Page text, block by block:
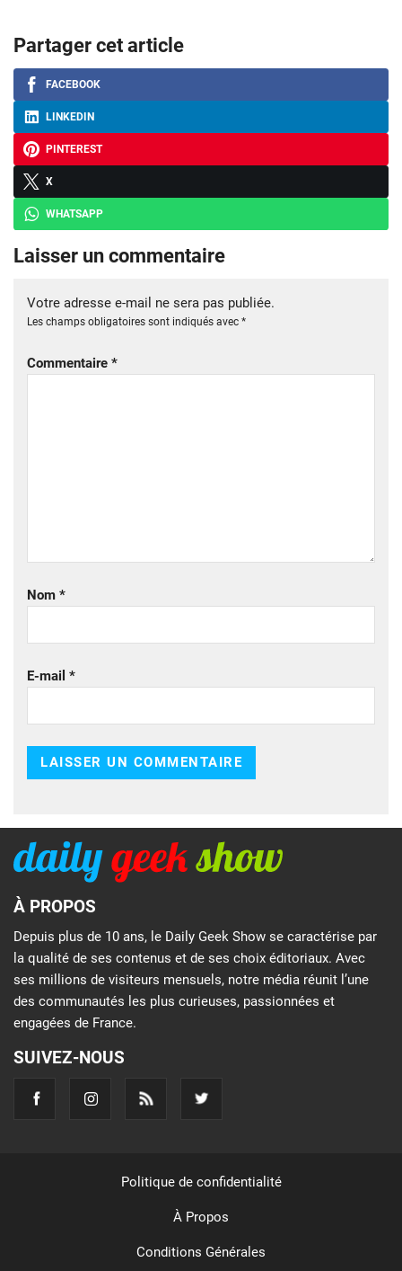
Partager cet article
FACEBOOK
LINKEDIN
PINTEREST
X
WHATSAPP
Laisser un commentaire
Votre adresse e-mail ne sera pas publiée.
Les champs obligatoires sont indiqués avec *
Commentaire *
Nom *
E-mail *
À PROPOS
Depuis plus de 10 ans, le Daily Geek Show se caractérise par
la qualité de ses contenus et de ses choix éditoriaux. Avec
ses millions de visiteurs mensuels, notre média réunit l’une
des communautés les plus curieuses, passionnées et
engagées de France.
SUIVEZ-NOUS
Politique de confidentialité
À Propos
Conditions Générales